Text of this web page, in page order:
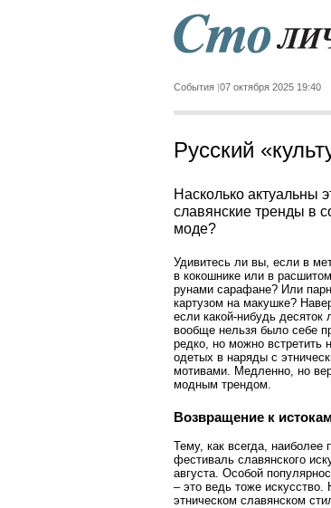
События 07 октября 2025 19:40
Русский
Насколько актуальны
славянские тренды в
моде?
Удивитесь ли вы, если в
в кокошнике или в
рунами сарафане? Или
картузом на макушке?
если какой-нибудь десяток
вообще нельзя было себе
редко, но можно встретить
одетых в наряды с
мотивами. Медленно, но
модным трендом.
Возвращение к истокам
Тему, как всегда, наиболее
фестиваль славянского
августа. Особой
– это ведь тоже
этническом славянском